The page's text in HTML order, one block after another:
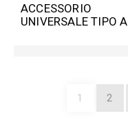
ACCESSORIO
UNIVERSALE TIPO A
1 2